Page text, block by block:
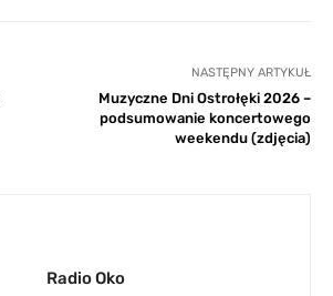
NASTĘPNY ARTYKUŁ
Muzyczne Dni Ostrołęki 2026 –
podsumowanie koncertowego
weekendu (zdjęcia)
Radio Oko